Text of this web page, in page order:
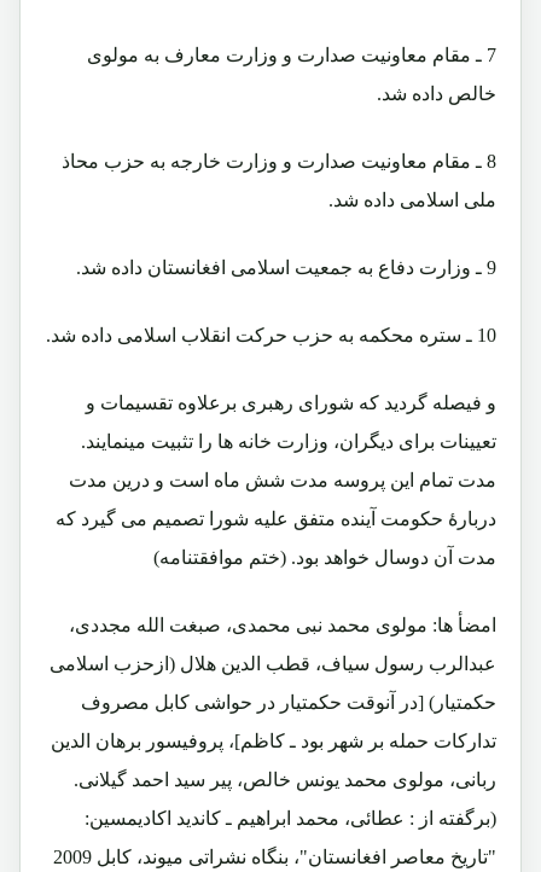
7 ـ مقام معاونیت صدارت و وزارت معارف به مولوی
خالص داده شد.
8 ـ مقام معاونیت صدارت و وزارت خارجه به حزب محاذ
ملی اسلامی داده شد.
9 ـ وزارت دفاع به جمعیت اسلامی افغانستان داده شد.
10 ـ ستره محکمه به حزب حرکت انقلاب اسلامی داده شد.
و فیصله گردید که شورای رهبری برعلاوه تقسیمات و
تعیینات برای دیگران، وزارت خانه ها را تثبیت مینمایند.
مدت تمام این پروسه مدت شش ماه است و درین مدت
دربارۀ حکومت آینده متفق علیه شورا تصمیم می گیرد که
مدت آن دوسال خواهد بود. (ختم موافقتنامه)
امضأ ها: مولوی محمد نبی محمدی، صبغت الله مجددی،
عبدالرب رسول سیاف، قطب الدین هلال (ازحزب اسلامی
حکمتیار) [در آنوقت حکمتیار در حواشی کابل مصروف
تدارکات حمله بر شهر بود ـ کاظم]، پروفیسور برهان الدین
ربانی، مولوی محمد یونس خالص، پیر سید احمد گیلانی.
(برگفته از : عطائی، محمد ابراهیم ـ کاندید اکادیمسین:
"تاریخ معاصر افغانستان"، بنگاه نشراتی میوند، کابل 2009